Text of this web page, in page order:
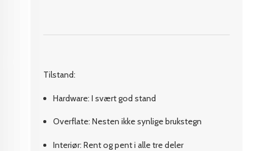
Tilstand:
Hardware: I svært god stand
Overflate: Nesten ikke synlige brukstegn
Interiør: Rent og pent i alle tre deler